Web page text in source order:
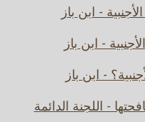
- ابن باز
- ابن باز
- ابن باز
- اللجنة الدائمة